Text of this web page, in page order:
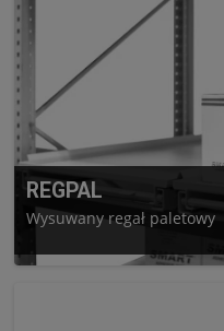
REGPAL
Wysuwany regał paletowy